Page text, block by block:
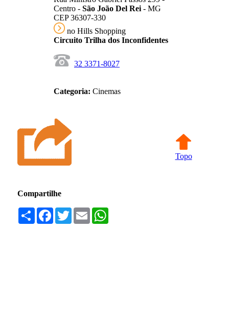
Centro - São João Del Rei - MG
CEP 36307-330
no Hills Shopping
Circuito Trilha dos Inconfidentes
32 3371-8027
Categoria: Cinemas
Topo
Compartilhe
Compartilhar
Facebook
TwitterEmail